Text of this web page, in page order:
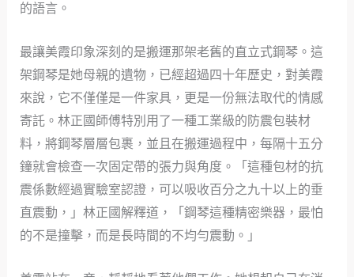
的語言。
最讓美霞印象深刻的是搬運那架老舊的直立式鋼琴。這
架鋼琴是她母親的遺物，已經超過四十年歷史，對美霞
來說，它不僅僅是一件家具，更是一份無法取代的情感
寄託。林正國師傅特別用了一種工業級的防震包裝材
料，將鋼琴層層包裹，並且在搬運過程中，每隔十五分
鐘就會檢查一次固定帶的張力與角度。「這種包材的抗
震係數經過實驗室認證，可以吸收百分之九十以上的垂
直震動，」林正國解釋道，「鋼琴這種精密樂器，最怕
的不是撞擊，而是長時間的不均勻震動。」